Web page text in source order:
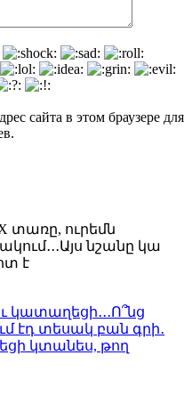
сайта в этом браузере для
տառը, ուրեմն
նշանը կա
է
կատաղեցի․․․Ո՞նց
էդ տեսակ բան գրի․
կտանես, թող